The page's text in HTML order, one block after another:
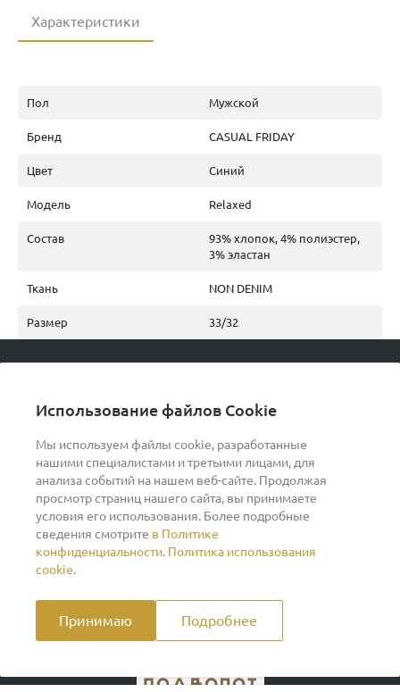
Использование файлов Cookie
Мы используем файлы cookie, разработанные
нашими специалистами и третьими лицами, для
анализа событий на нашем веб-сайте. Продолжая
просмотр страниц нашего сайта, вы принимаете
условия его использования. Более подробные
сведения смотрите в Политике
конфиденциальности. Политика использования
cookie.
Принимаю Подробнее
Характеристики
Пол Мужской
Бренд CASUAL FRIDAY
Цвет Синий
Модель Relaxed
Состав
93% хлопок, 4% полиэстер,
3% эластан
Ткань NON DENIM
Размер 33/32
О компании
Помощь
Индивидуальный предприниматель Ильин Дмитрий
370260278346